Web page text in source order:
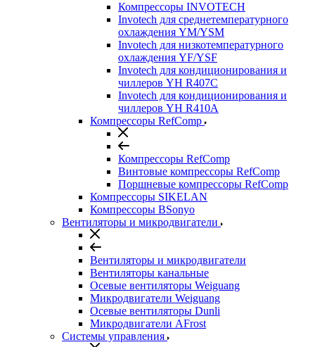
Компрессоры INVOTECH
Invotech для среднетемпературного
охлаждения YM/YSM
Invotech для низкотемпературного
охлаждения YF/YSF
Invotech для кондиционирования и
чиллеров YH R407C
Invotech для кондиционирования и
чиллеров YH R410A
Компрессоры RefComp
Компрессоры RefComp
Винтовые компрессоры RefComp
Поршневые компрессоры RefComp
Компрессоры SIKELAN
Компрессоры BSonyo
Вентиляторы и микродвигатели
Вентиляторы и микродвигатели
Вентиляторы канальные
Осевые вентиляторы Weiguang
Микродвигатели Weiguang
Осевые вентиляторы Dunli
Микродвигатели AFrost
Системы управления